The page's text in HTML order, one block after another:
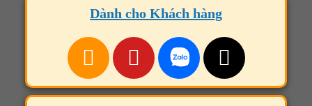
Dành cho Khách hàng